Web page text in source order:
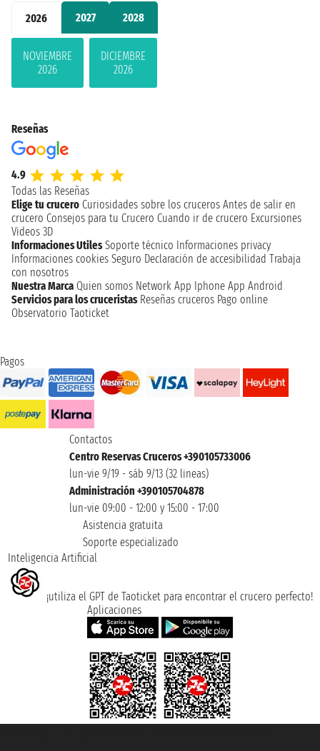
2026 2027 2028
NOVIEMBRE
2026
DICIEMBRE
2026
Reseñas
4.9
Todas las Reseñas
Elige tu crucero Curiosidades sobre los cruceros Antes de salir en
crucero Consejos para tu Crucero Cuando ir de crucero Excursiones
Videos 3D
Informaciones Utiles Soporte técnico Informaciones privacy
Informaciones cookies Seguro Declaración de accesibilidad Trabaja
con nosotros
Nuestra Marca Quien somos Network App Iphone App Android
Servicios para los cruceristas Reseñas cruceros Pago online
Observatorio Taoticket
Pagos
Contactos
Centro Reservas Cruceros +390105733006
lun-vie 9/19 - sáb 9/13 (32 lineas)
Administración +390105704878
lun-vie 09:00 - 12:00 y 15:00 - 17:00
Asistencia gratuita
Soporte especializado
Inteligencia Artificial
¡utiliza el GPT de Taoticket para encontrar el crucero perfecto!
Aplicaciones